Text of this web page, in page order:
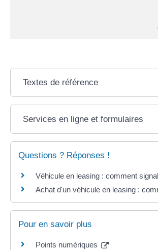
Textes de référence
Services en ligne et formulaires
Questions ? Réponses !
Véhicule en leasing : comment
Achat d'un véhicule en leasing :
Pour en savoir plus
Points numériques